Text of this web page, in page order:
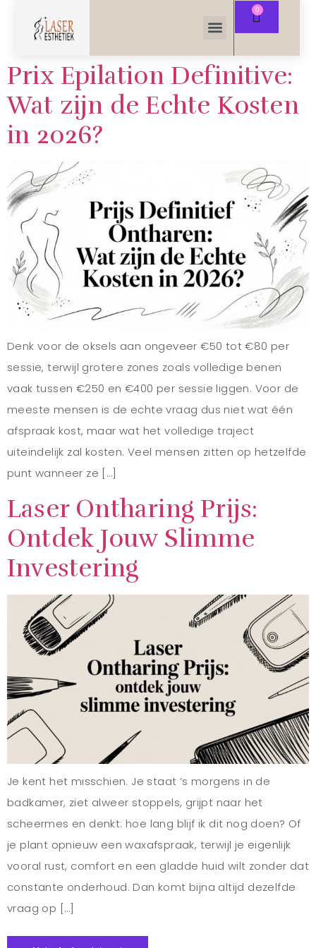
Prix Epilation Definitive:
Wat zijn de Echte Kosten
in 2026?
Denk voor de oksels aan ongeveer €50 tot €80 per
sessie, terwijl grotere zones zoals volledige benen
vaak tussen €250 en €400 per sessie liggen. Voor de
meeste mensen is de echte vraag dus niet wat één
afspraak kost, maar wat het volledige traject
uiteindelijk zal kosten. Veel mensen zitten op hetzelfde
punt wanneer ze […]
Laser Ontharing Prijs:
Ontdek Jouw Slimme
Investering
Je kent het misschien. Je staat ’s morgens in de
badkamer, ziet alweer stoppels, grijpt naar het
scheermes en denkt: hoe lang blijf ik dit nog doen? Of
je plant opnieuw een waxafspraak, terwijl je eigenlijk
vooral rust, comfort en een gladde huid wilt zonder dat
constante onderhoud. Dan komt bijna altijd dezelfde
vraag op […]